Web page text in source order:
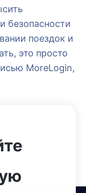
безопасности
поездок и
это просто
MoreLogin,